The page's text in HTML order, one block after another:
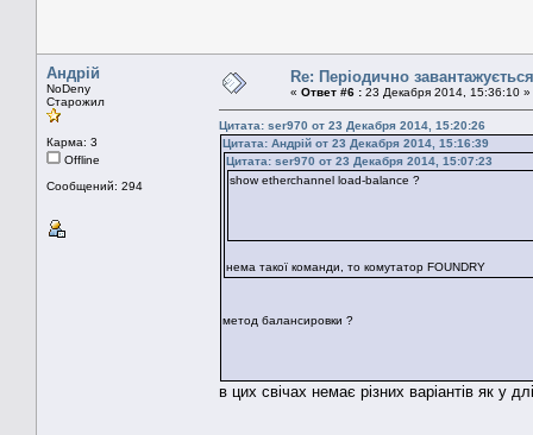
Андрій
NoDeny
Старожил
Карма: 3
Offline
Сообщений: 294
Re: Періодично
« Ответ #6 : 23 Декабря 2014, 15:36:10 »
Цитата: ser970 от 23 Декабря 2014, 15:20:26
Цитата: Андрій от 23 Декабря 2014, 15:16:39
Цитата: ser970 от 23 Декабря 2014, 15:07:23
show etherchannel load-balance ?
нема такої команди, то комутатор FOUNDRY
метод балансировки ?
в цих свічах немає різних варіантів як у